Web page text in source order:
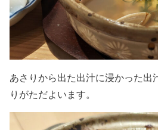
あさりから出た出汁に浸かった出
りがただよいます。